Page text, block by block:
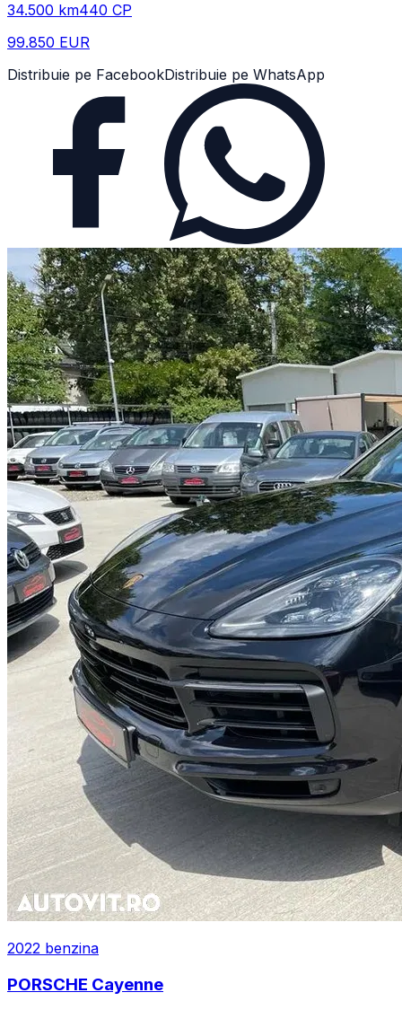
34.500 km440 CP
99.850 EUR
Distribuie pe FacebookDistribuie pe WhatsApp
2022 benzina
PORSCHE Cayenne